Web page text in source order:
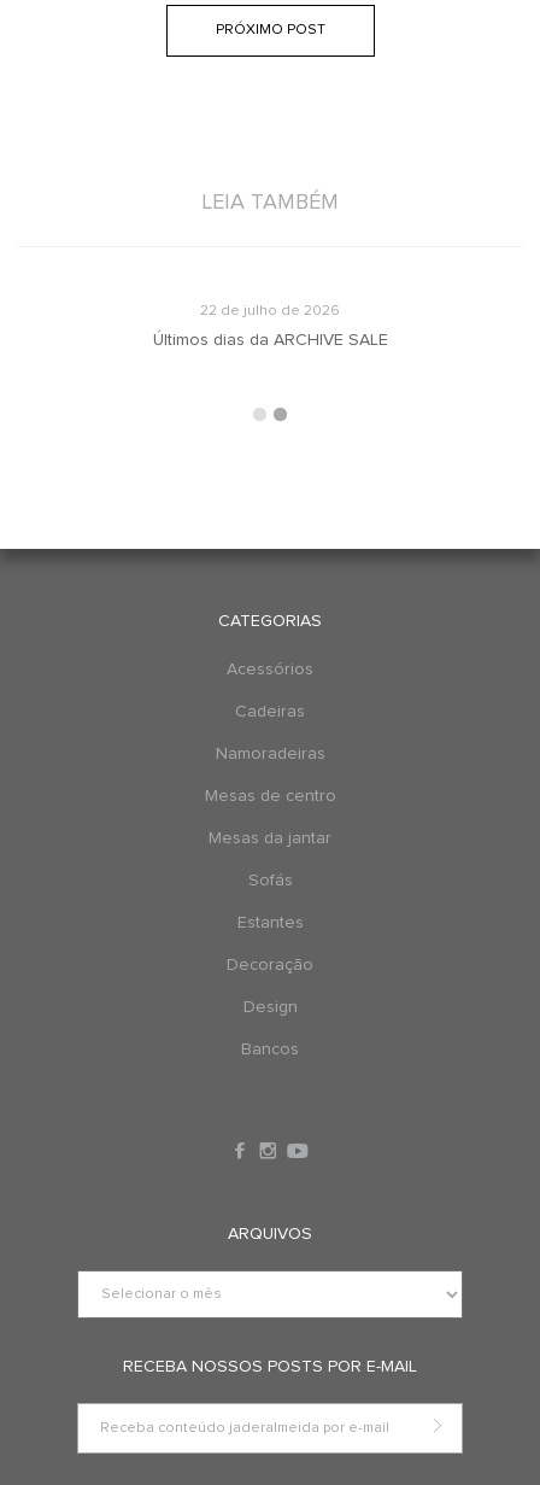
PRÓXIMO POST
LEIA TAMBÉM
22 de julho de 2026
Últimos dias da ARCHIVE SALE
CATEGORIAS
Acessórios
Cadeiras
Namoradeiras
Mesas de centro
Mesas da jantar
Sofás
Estantes
Decoração
Design
Bancos
ARQUIVOS
RECEBA NOSSOS POSTS POR E-MAIL